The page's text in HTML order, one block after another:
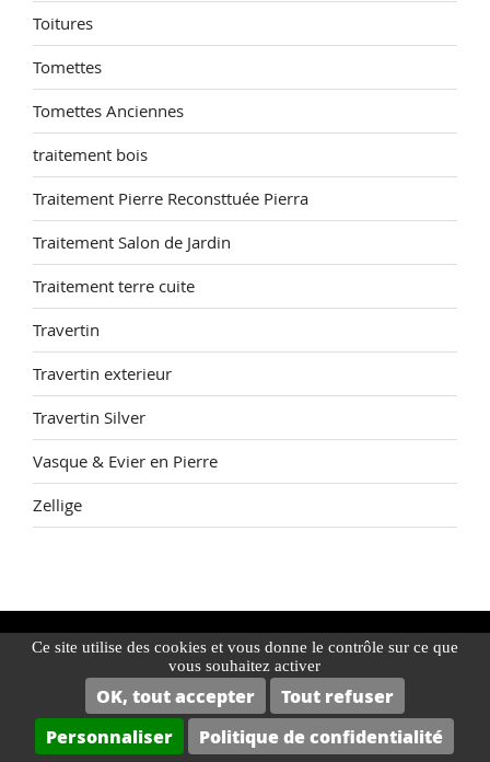
Ce site utilise des cookies et vous donne le contrôle sur ce que
vous souhaitez activer
OK, tout accepter
Tout refuser
Personnaliser
Politique de confidentialité
Toitures
Tomettes
Tomettes Anciennes
traitement bois
Traitement Pierre Reconsttuée Pierra
Traitement Salon de Jardin
Traitement terre cuite
Travertin
Travertin exterieur
Travertin Silver
Vasque & Evier en Pierre
Zellige
NOS MEILLEURS PRODUITS
Hydrofuge Travertin